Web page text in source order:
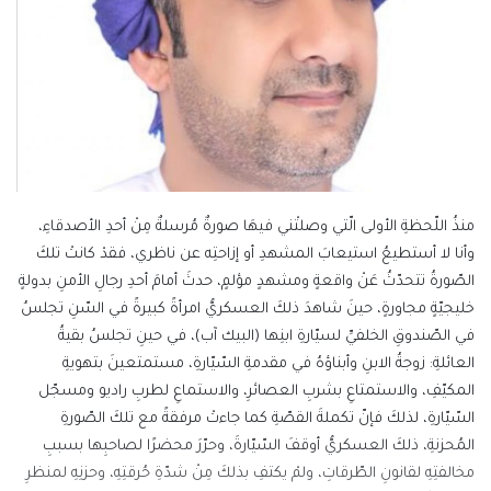
منذُ اللّحظةِ الأولى الّتي وصلتْني فيهَا صورةٌ مُرسلةٌ مِنْ أحدِ الأصدقاءِ،
وأنا لا أستطيعُ استيعابَ المشهدِ أو إزاحتِه عن ناظري، فقدْ كانتْ تلكَ
الصّورةُ تتحدّثُ عَنْ واقعةٍ ومشهدٍ مؤلمٍ، حدثَ أمامَ أحدِ رجالِ الأمنِ بدولةٍ
خليجيّةٍ مجاورةٍ، حينَ شاهدَ ذلكَ العسكريُّ امرأةً كبيرةً في السّنِ تجلسُ
في الصّندوقِ الخلفيِّ لسيّارةِ ابنِها (البيك آب)، في حينِ تجلسُ بقيةُ
العائلةِ: زوجةُ الابنِ وأبناؤهُ في مقدمةِ السّيّارةِ، مستمتعينَ بتهويةِ
المكيّفِ، والاستمتاعِ بشربِ العصائرِ، والاستماعِ لطربِ راديو ومسجّل
السّيّارةِ، لذلكَ فإنّ تكملةَ القصّةِ كما جاءتْ مرفقةً مع تلكَ الصّورةِ
المُحزنةِ، ذلكَ العسكريُّ أوقفَ السّيّارةَ، وحرّرَ محضرًا لصاحبِها بسببِ
مخالفتِهِ لقانونِ الطّرقاتِ، ولمْ يكتفِ بذلكَ مِنْ شدّةِ حُرقتِهِ، وحزنِهِ لمنظرِ